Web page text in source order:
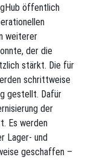
öffentlich
weiterer
der die
stärkt. Die für
schrittweise
gestellt. Dafür
der
Es werden
Lager- und
geschaffen –